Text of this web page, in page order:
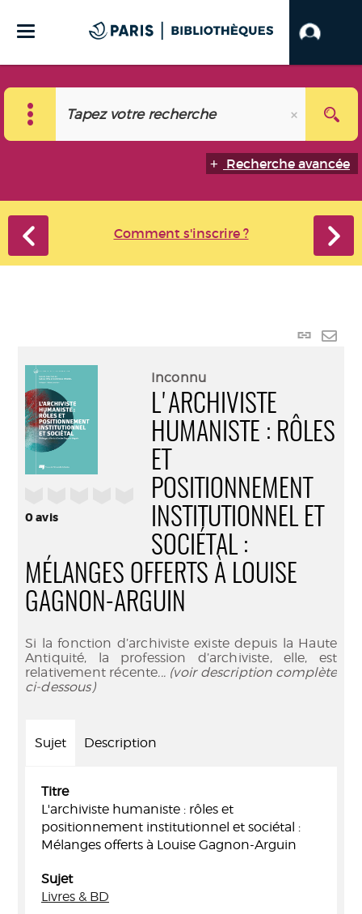
Recherche avancée
Comment s'inscrire ?
Lien
0avis
Inconnu
L'ARCHIVISTE
HUMANISTE : RÔLES
ET
POSITIONNEMENT
INSTITUTIONNEL ET
SOCIÉTAL :
MÉLANGES OFFERTS À LOUISE
GAGNON-ARGUIN
Si la fonction d’archiviste existe depuis la Haute
Antiquité, la profession d’archiviste, elle, est
relativement récente... (voir description complète
ci-dessous)
Sujet Description
Titre
L'archiviste humaniste : rôles et
positionnement institutionnel et sociétal :
Mélanges offerts à Louise Gagnon-Arguin
Sujet
Livres & BD